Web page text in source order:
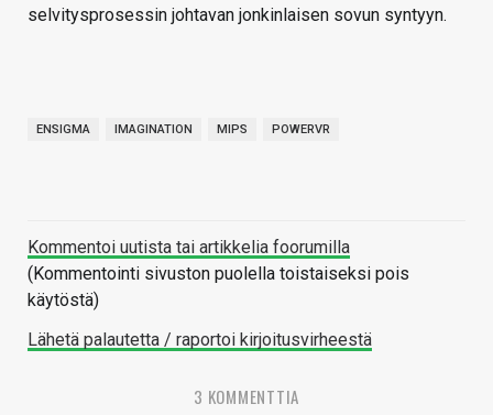
selvitysprosessin johtavan jonkinlaisen sovun syntyyn.
ENSIGMA IMAGINATION MIPS POWERVR
Kommentoi uutista tai artikkelia foorumilla
(Kommentointi sivuston puolella toistaiseksi pois
käytöstä)
Lähetä palautetta / raportoi kirjoitusvirheestä
3 KOMMENTTIA